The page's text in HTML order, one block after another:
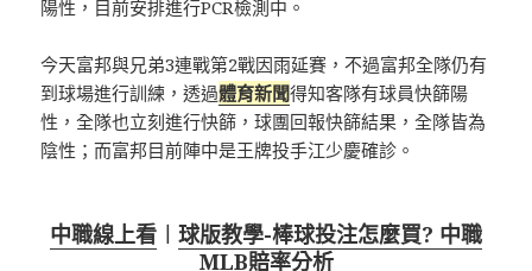
陽性，目前安排進行PCR檢測中。
今天富邦與兄弟3連戰第2戰因雨延賽，不過富邦全隊仍有
到球場進行訓練，透過體育新聞得知客隊有球員快篩陽
性，全隊也立刻進行快篩，球團回報快篩結果，全隊皆為
陰性；而富邦目前陣中是王牌投手江少慶確診。
中職線上看 ︱ 球版教學-棒球投注怎麼買? 中職
MLB賠率分析